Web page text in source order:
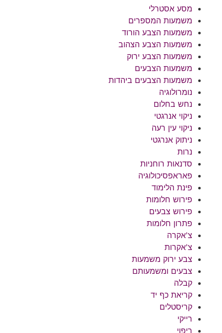
מסע אסטרלי
משמעות המספרים
משמעות הצבע הורוד
משמעות הצבע הצהוב
משמעות הצבע ירוק
משמעות הצבעים
משמעות הצבעים ביהדות
נומרולוגיה
נחש בחלום
ניקוי אנרגטי
ניקוי עין רעה
ניתוק אנרגטי
נרות
סדנאות רוחניות
פאראפסיכולוגיה
פינת הלימוד
פירוש חלומות
פירוש צבעים
פתרון חלומות
צ'אקרה
צ'אקרות
צבע ירוק משמעות
צבעים ומשמעותם
קבלה
קריאת כף יד
קריסטלים
רייקי
ריפוי